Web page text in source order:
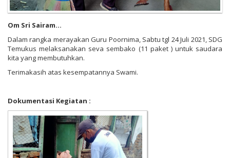
Om Sri Sairam...
Dalam rangka merayakan Guru Poornima, Sabtu tgl 24 Juli 2021, SDG
Temukus melaksanakan seva sembako (11 paket ) untuk saudara
kita yang membutuhkan.
Terimakasih atas kesempatannya Swami.
Dokumentasi Kegiatan :